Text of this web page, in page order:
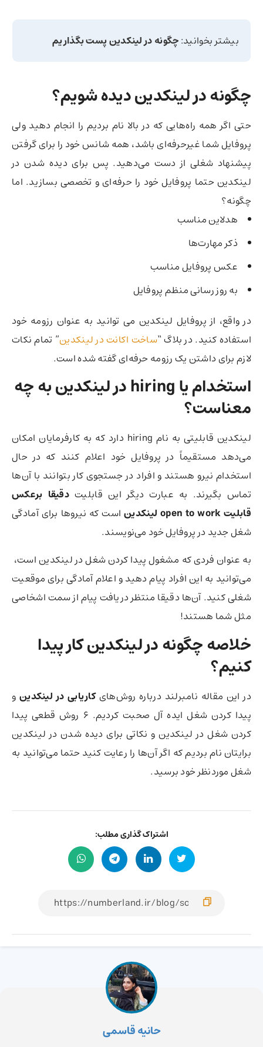
بیشتر بخوانید:چگونه در لینکدین پست بگذاریم
چگونه در لینکدین دیده شویم؟
حتی اگر همه راه‌هایی که در بالا نام بردیم را انجام دهید ولی
پروفایل شما غیرحرفه‌ای باشد،‌ همه شانس خود را برای گرفتن
پیشنهاد شغلی از دست می‌دهید. پس برای دیده شدن در
لینکدین حتما پروفایل خود را حرفه‌ای و تخصصی بسازید. اما
چگونه؟
هدلاین مناسب
ذکر مهارت‌ها
عکس پروفایل مناسب
به روز رسانی منظم پروفایل
در واقع، از پروفایل لینکدین می توانید به عنوان رزومه خود
استفاده کنید. در بلاگ “ساخت اکانت در لینکدین” تمام نکات
لازم برای داشتن یک رزومه حرفه‌ای گفته شده است.
استخدام یا hiring در لینکدین به چه
معناست؟
لینکدین قابلیتی به نام hiring دارد که به کارفرمایان امکان
می‌دهد مستقیماً در پروفایل خود اعلام کنند که در حال
استخدام نیرو هستند و افراد در جستجوی کار بتوانند با آن‌ها
تماس بگیرند. به عبارت دیگر این قابلیت دقیقا برعکس
قابلیت open to work لینکدین
است که نیروها برای آمادگی
شغل جدید در پروفایل خود می‌نویسند.
به عنوان فردی که مشغول پیدا کردن شغل در لینکدین است، ‌
می‌توانید به این افراد پیام دهید و اعلام آمادگی برای موقعیت
شغلی کنید. آن‌ها دقیقا منتظر دریافت پیام از سمت اشخاصی
مثل شما هستند!
خلاصه چگونه در لینکدین کار پیدا
کنیم؟
در این مقاله نامبرلند درباره روش‌هایکاریابی در لینکدین و
پیدا کردن شغل ایده آل صحبت کردیم. ۶ روش قطعی پیدا
کردن شغل در لینکدین و نکاتی برای دیده شدن در لینکدین
برایتان نام بردیم که اگر آن‌ها را رعایت کنید حتما می‌توانید به
شغل موردنظر خود برسید.
اشتراک گذاری مطلب:
حانیه قاسمی